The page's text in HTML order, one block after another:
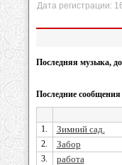
Дата
Последняя музыка,
Последние
1. Зимний сад.
2. Забор
3. работа